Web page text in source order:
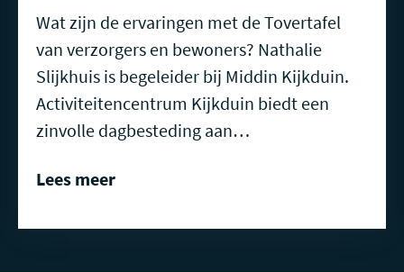
Wat zijn de ervaringen met de Tovertafel
van verzorgers en bewoners? Nathalie
Slijkhuis is begeleider bij Middin Kijkduin.
Activiteitencentrum Kijkduin biedt een
zinvolle dagbesteding aan…
Lees meer